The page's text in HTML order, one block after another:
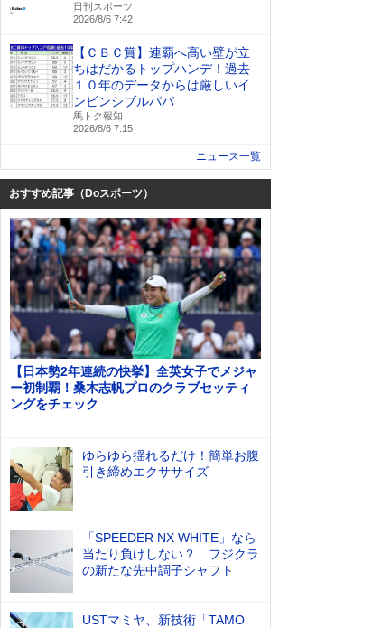
日刊スポーツ
2026/8/6 7:42
【ＣＢＣ賞】連覇へ高い壁が立
ちはだかるトップハンデ！過去
１０年のデータからは厳しいイ
ンビンシブルパパ
馬トク報知
2026/8/6 7:15
ニュース一覧
おすすめ記事（Doスポーツ）
【日本勢2年連続の快挙】全英女子でメジャ
ー初制覇！桑木志帆プロのクラブセッティ
ングをチェック
ゆらゆら揺れるだけ！簡単お腹
引き締めエクササイズ
「SPEEDER NX WHITE」なら
当たり負けしない？ フジクラ
の新たな先中調子シャフト
USTマミヤ、新技術「TAMO